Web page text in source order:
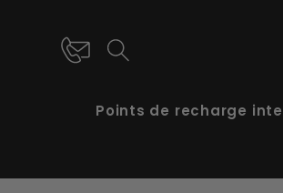
Points de recharge